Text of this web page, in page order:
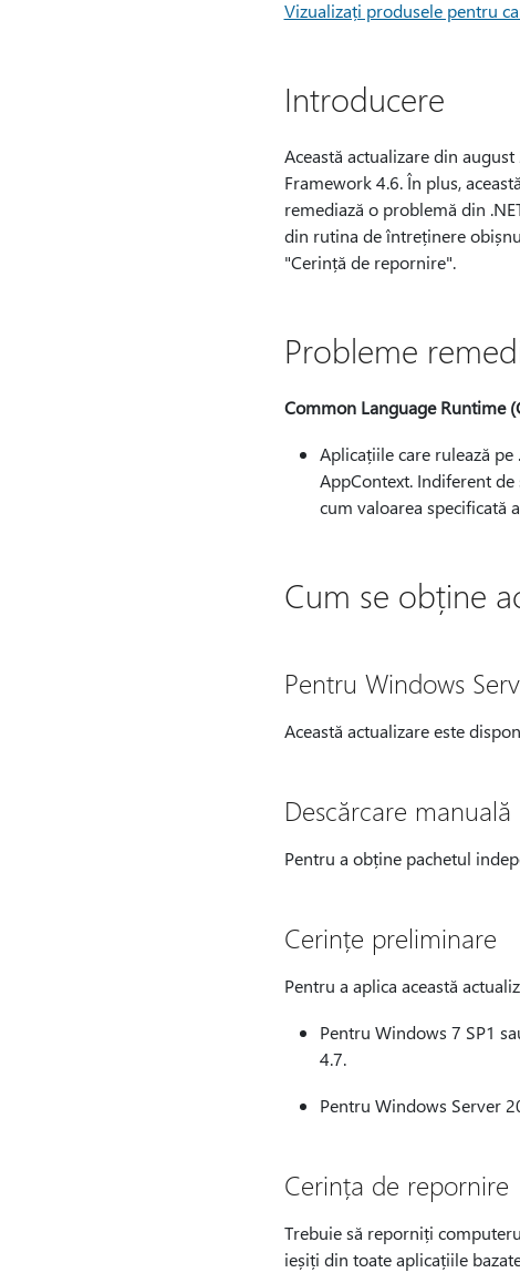
Vizualizați produsele pentru
Introducere
Această actualizare din
Framework 4.6. În plus,
remediază o problemă din
din rutina de întreținere
"Cerință de repornire".
Probleme
Common Language Runtime
Aplicațiile care rulează
AppContext. Indiferent
cum valoarea specificată
Cum se obține
Pentru Windows
Această actualizare este
Descărcare manuală
Pentru a obține pachetul
Cerințe preliminare
Pentru a aplica această
Pentru Windows 7 SP1
4.7.
Pentru Windows Server
Cerința de repornire
Trebuie să reporniți
ieșiți din toate aplicațiile